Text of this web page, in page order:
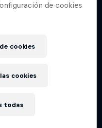
de cookies
cookies
todas
cookies